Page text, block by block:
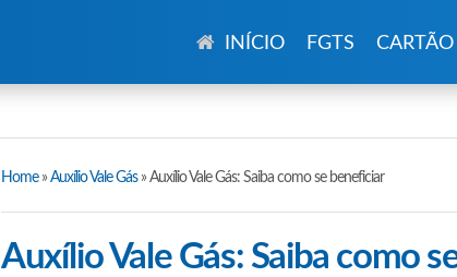
INÍCIO FGTS
Home»Auxílio Vale Gás»Auxílio Vale Gás: Saiba como se beneficiar
Auxílio Vale Gás: Saiba como